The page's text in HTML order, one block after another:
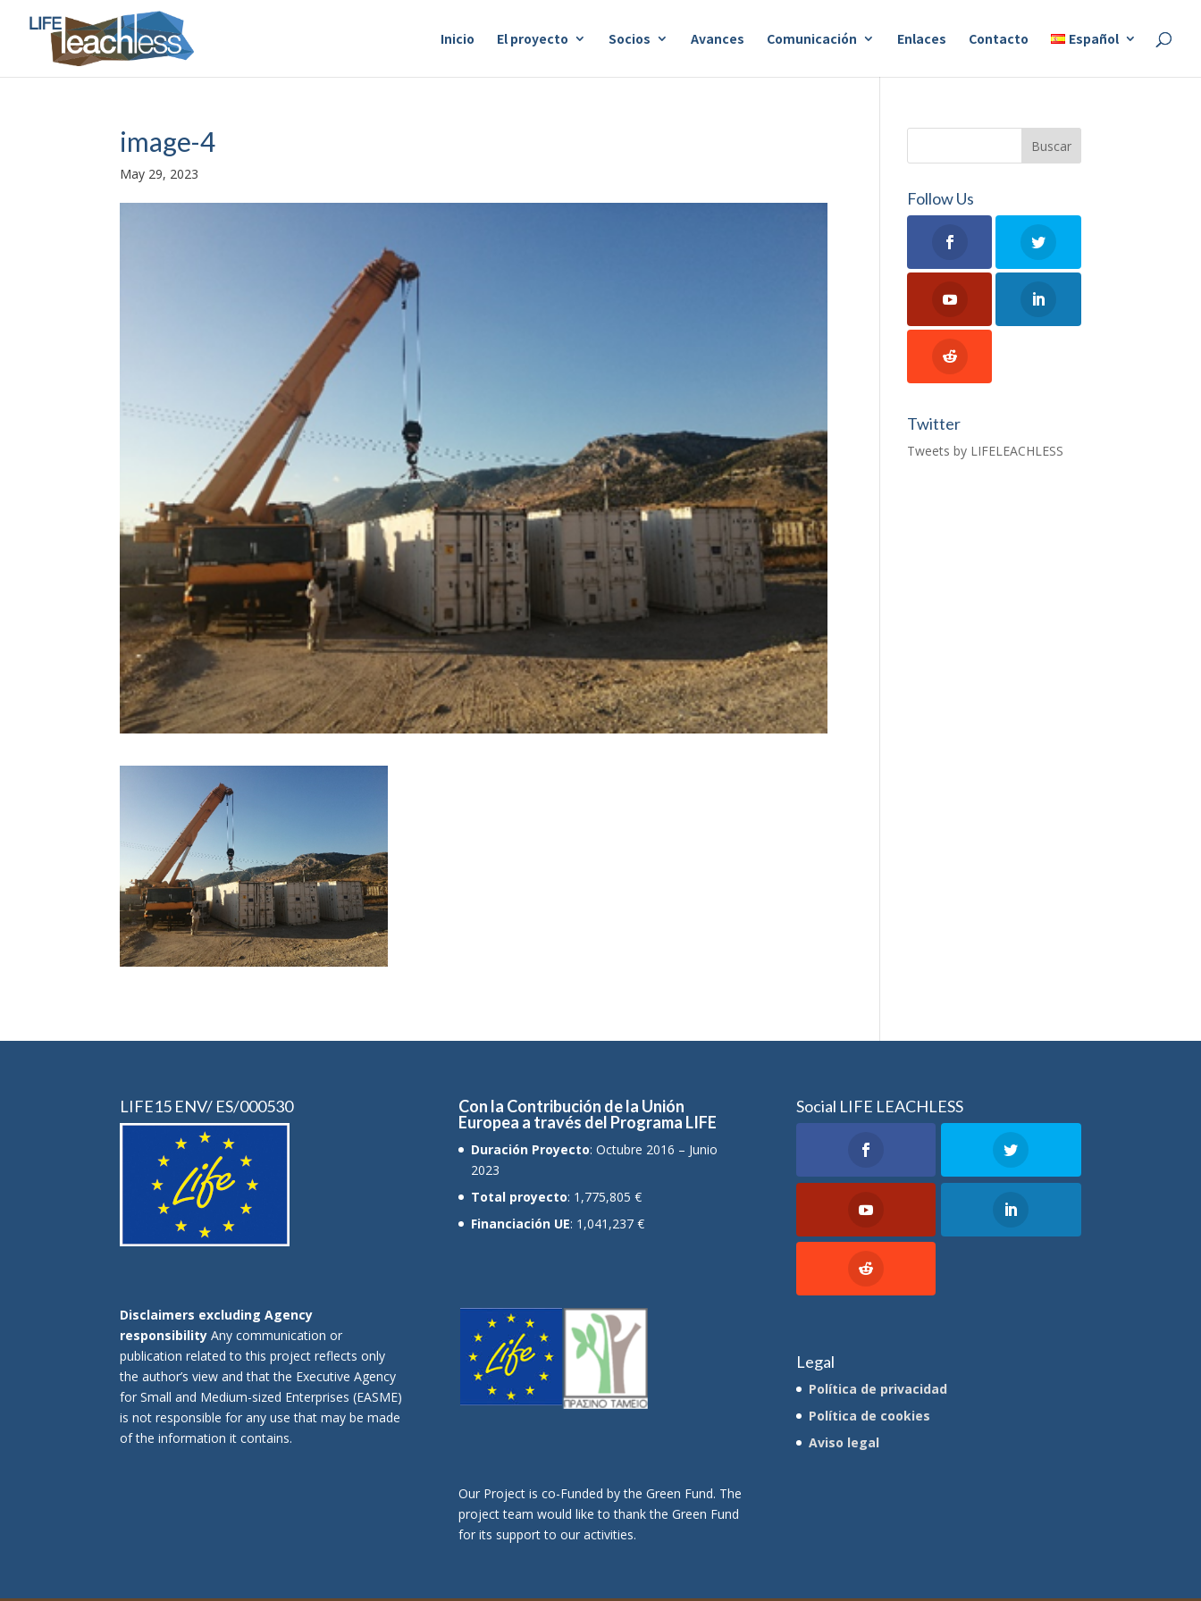
Inicio El proyecto Socios Avances Comunicación Enlaces Contacto Español
image-4
May 29, 2023
Follow Us
Twitter
Tweets by LIFELEACHLESS
LIFE15 ENV/ ES/000530
Disclaimers excluding Agency
responsibility Any communication or
publication related to this project reflects only
the author’s view and that the Executive Agency
for Small and Medium-sized Enterprises (EASME)
is not responsible for any use that may be made
of the information it contains.
Con la Contribución de la Unión
Europea a través del Programa LIFE
Duración Proyecto: Octubre 2016 – Junio
2023
Total proyecto: 1,775,805 €
Financiación UE: 1,041,237 €
Οur Project is co-Funded by the Green Fund. The
project team would like to thank the Green Fund
for its support to our activities.
Social LIFE LEACHLESS
Legal
Política de privacidad
Política de cookies
Aviso legal